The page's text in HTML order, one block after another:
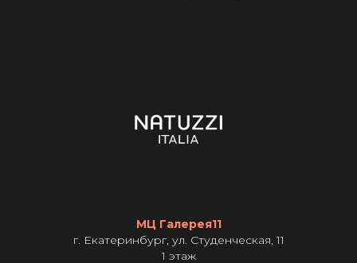
МЦ Галерея11
г. Екатеринбург, ул. Студенческая, 11
1 этаж